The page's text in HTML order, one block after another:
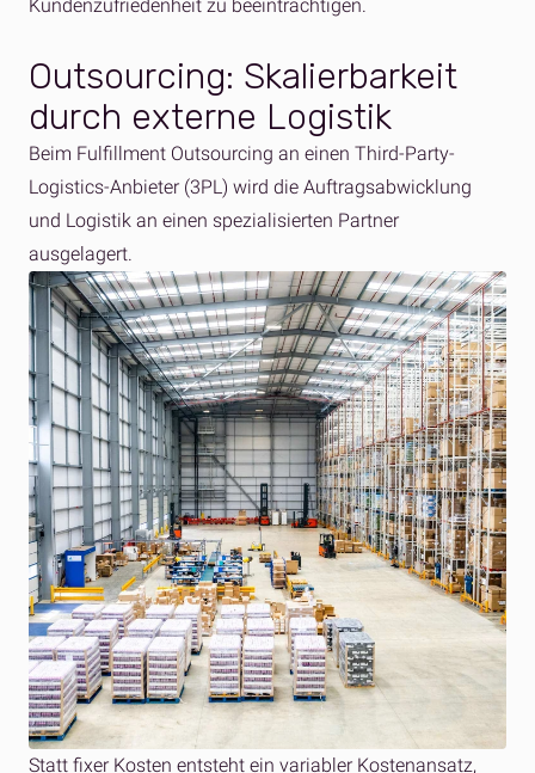
Kundenzufriedenheit zu beeinträchtigen.
Outsourcing: Skalierbarkeit
durch externe Logistik
Beim Fulfillment Outsourcing an einen Third-Party-
Logistics-Anbieter (3PL) wird die Auftragsabwicklung
und Logistik an einen spezialisierten Partner
ausgelagert.
Statt fixer Kosten entsteht ein variabler Kostenansatz,